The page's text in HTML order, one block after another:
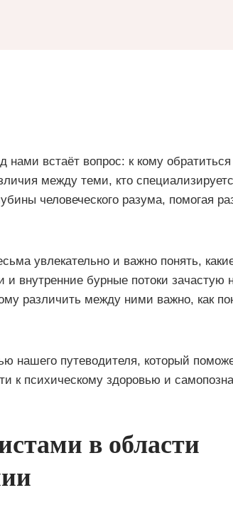
нами встаёт вопрос: к кому обратиться
между теми, кто
человеческого разума, помогая
увлекательно и важно понять,
внутренние бурные потоки зачастую
различить между ними важно, как
нашего путеводителя, который
к психическому здоровью и
в области